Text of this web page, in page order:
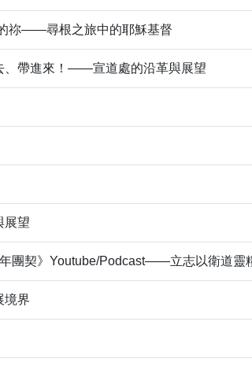
祢——尋根之旅中的耶穌基督
、帶進來！——宣道處的沿革與展望
展望
團契》Youtube/Podcast——立志以衛道靈
境界